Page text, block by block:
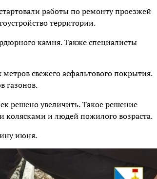
работы по ремонту проезжей
территории.
камня. Также специалисты
свежего асфальтового покрытия.
газонов.
решено увеличить. Такое решение
колясками и людей пожилого возраста.
июня.